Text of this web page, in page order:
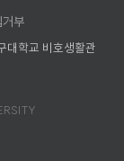
부
대학교 비호생활관